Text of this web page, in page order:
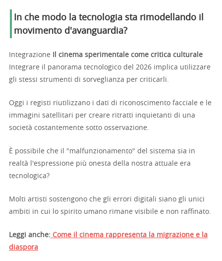
In che modo la tecnologia sta rimodellando il
movimento d'avanguardia?
Integrazione
Il cinema sperimentale come critica culturale
Integrare il panorama tecnologico del 2026 implica utilizzare
gli stessi strumenti di sorveglianza per criticarli.
Oggi i registi riutilizzano i dati di riconoscimento facciale e le
immagini satellitari per creare ritratti inquietanti di una
società costantemente sotto osservazione.
È possibile che il "malfunzionamento" del sistema sia in
realtà l'espressione più onesta della nostra attuale era
tecnologica?
Molti artisti sostengono che gli errori digitali siano gli unici
ambiti in cui lo spirito umano rimane visibile e non raffinato.
Leggi anche: Come il cinema rappresenta la migrazione e la
diaspora